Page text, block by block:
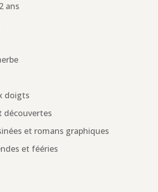
ans
doigts
découvertes
et romans graphiques
et fééries